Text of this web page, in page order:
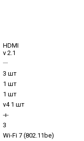
HDMI
v 2.1
3 шт
1 шт
1 шт
v4 1 шт
3
Wi-Fi 7 (802.11be)